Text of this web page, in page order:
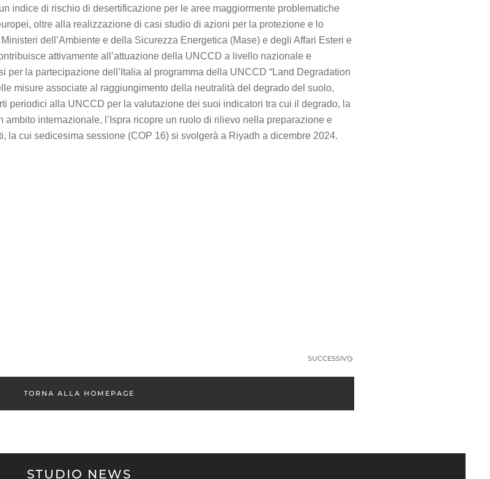
indice di rischio di desertificazione per le aree maggiormente problematiche
oltre alla realizzazione di casi studio di azioni per la protezione e lo
dell’Ambiente e della Sicurezza Energetica (Mase) e degli Affari Esteri e
attivamente all’attuazione della UNCCD a livello nazionale e
per la partecipazione dell’Italia al programma della UNCCD “Land Degradation
misure associate al raggiungimento della neutralità del degrado del suolo,
periodici alla UNCCD per la valutazione dei suoi indicatori tra cui il degrado, la
internazionale, l’Ispra ricopre un ruolo di rilievo nella preparazione e
la cui sedicesima sessione (COP 16) si svolgerà a Riyadh a dicembre 2024.
SUCCESSIVI
TORNA ALLA HOMEPAGE
STUDIO NEWS